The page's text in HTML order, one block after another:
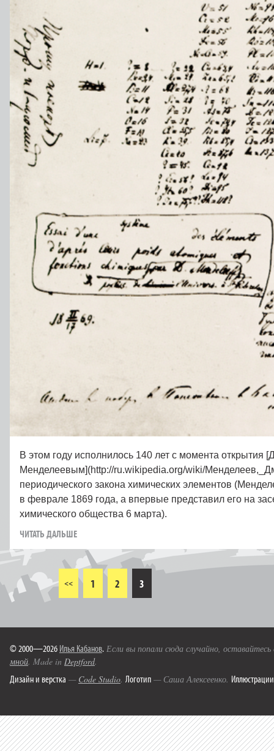
В этом году исполнилось 140 лет с момента открытия
Менделеевым](http://ru.wikipedia.org/wiki/
периодического закона химических элементов
в феврале 1869 года, а впервые представил его на
химического общества 6 марта).
ЧИТАТЬ ДАЛЬШЕ
<< 1 2 3
© 2000—2026 Илья Кабанов. Если вы попали сюда случайно,
мной. Made in Deptford.
Дизайн и верстка — Code Studio. Логотип — Саша Алексеенко. Иллюстрации